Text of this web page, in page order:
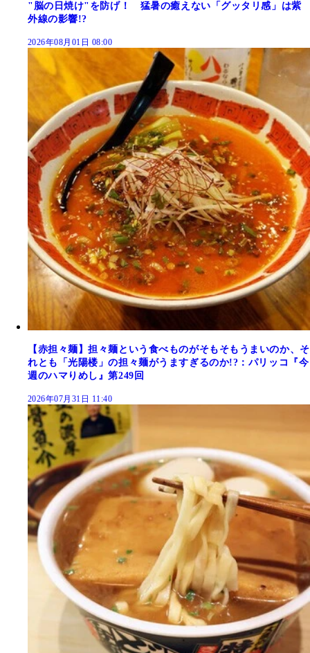
"脳の日焼け"を防げ！ 猛暑の癒えない「グッタリ感」は紫
外線の影響!?
2026年08月01日 08:00
【赤担々麺】担々麺という食べものがそもそもうまいのか、そ
れとも「光陽楼」の担々麺がうますぎるのか!?：パリッコ『今
週のハマりめし』第249回
2026年07月31日 11:40